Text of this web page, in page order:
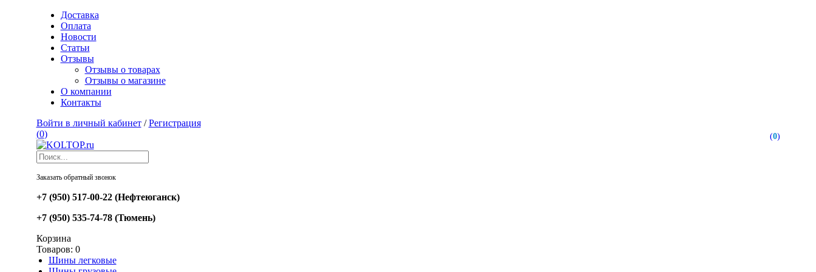
Доставка
Оплата
Новости
Статьи
Отзывы
Отзывы о товарах
Отзывы о магазине
О компании
Контакты
Войти в личный кабинет/Регистрация
(0)
(0)
Заказать обратный звонок
+7 (950) 517-00-22 (Нефтеюганск)
+7 (950) 535-74-78 (Тюмень)
Корзина
Товаров: 0
Шины легковые